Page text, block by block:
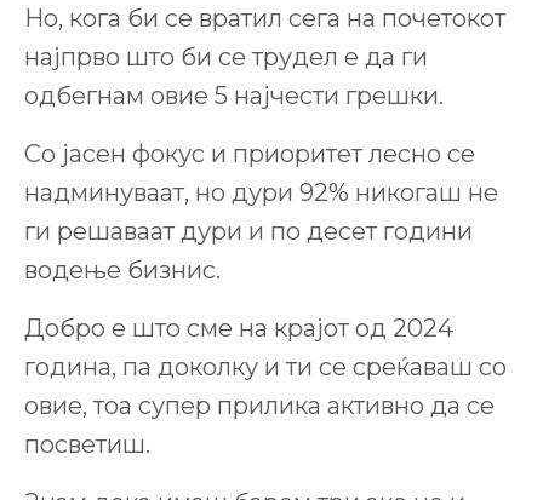
Но, кога би се вратил сега на почетокот
најпрво што би се трудел е да ги
одбегнам овие 5 најчести грешки.
Со јасен фокус и приоритет лесно се
надминуваат, но дури 92% никогаш не
ги решаваат дури и по десет години
водење бизнис.
Добро е што сме на крајот од 2024
година, па доколку и ти се среќаваш со
овие, тоа супер прилика активно да се
посветиш.